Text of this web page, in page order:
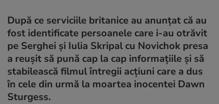
După ce serviciile britanice au anunțat că au
fost identificate persoanele care i-au otrăvit
pe Serghei și Iulia Skripal cu Novichok presa
a reușit să pună cap la cap informațiile și să
stabilească filmul întregii acțiuni care a dus
în cele din urmă la moartea inocentei Dawn
Sturgess.